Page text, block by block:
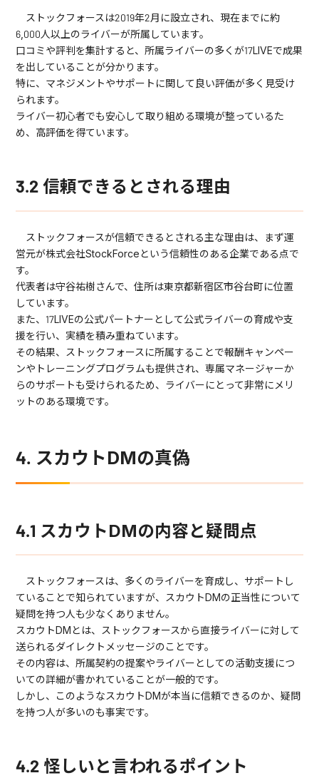
ストックフォースは2019年2月に設立され、現在までに約
6,000人以上のライバーが所属しています。
口コミや評判を集計すると、所属ライバーの多くが17LIVEで成果
を出していることが分かります。
特に、マネジメントやサポートに関して良い評価が多く見受け
られます。
ライバー初心者でも安心して取り組める環境が整っているた
め、高評価を得ています。
3.2 信頼できるとされる理由
ストックフォースが信頼できるとされる主な理由は、まず運
営元が株式会社StockForceという信頼性のある企業である点で
す。
代表者は守谷祐樹さんで、住所は東京都新宿区市谷台町に位置
しています。
また、17LIVEの公式パートナーとして公式ライバーの育成や支
援を行い、実績を積み重ねています。
その結果、ストックフォースに所属することで報酬キャンペー
ンやトレーニングプログラムも提供され、専属マネージャーか
らのサポートも受けられるため、ライバーにとって非常にメリ
ットのある環境です。
4. スカウトDMの真偽
4.1 スカウトDMの内容と疑問点
ストックフォースは、多くのライバーを育成し、サポートし
ていることで知られていますが、スカウトDMの正当性について
疑問を持つ人も少なくありません。
スカウトDMとは、ストックフォースから直接ライバーに対して
送られるダイレクトメッセージのことです。
その内容は、所属契約の提案やライバーとしての活動支援につ
いての詳細が書かれていることが一般的です。
しかし、このようなスカウトDMが本当に信頼できるのか、疑問
を持つ人が多いのも事実です。
4.2 怪しいと言われるポイント